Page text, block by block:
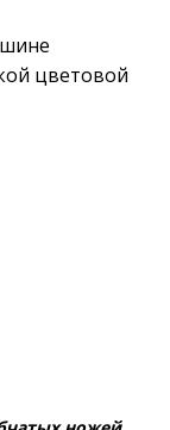
цветовой